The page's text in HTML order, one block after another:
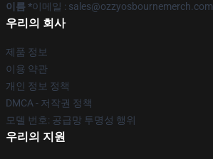
이름 *이메일 : sales@ozzyosbournemerch.com
우리의 회사
제품 정보
이용 약관
개인 정보 정책
DMCA - 저작권 정책
모델 번호: 공급망 투명성 행위
우리의 지원